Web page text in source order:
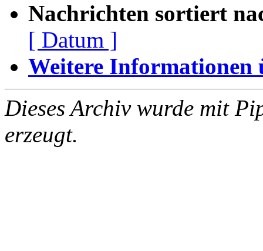
Nachrichten sortiert
[ Datum ]
Weitere Informationen
Dieses Archiv wurde mit
erzeugt.